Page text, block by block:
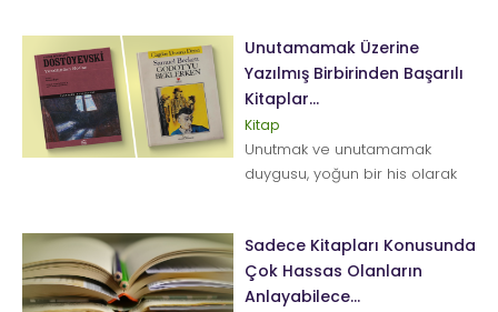
Unutamamak Üzerine
Yazılmış Birbirinden Başarılı
Kitaplar...
Kitap
Unutmak ve unutamamak
duygusu, yoğun bir his olarak
Sadece Kitapları Konusunda
Çok Hassas Olanların
Anlayabilece...